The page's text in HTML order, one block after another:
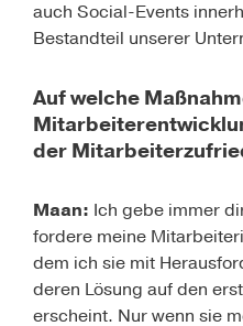
auch Social-Events
Bestandteil unserer
Auf welche
der
Maan: Ich gebe immer
fordere meine
dem ich sie mit
deren Lösung auf den
erscheint. Nur wenn sie